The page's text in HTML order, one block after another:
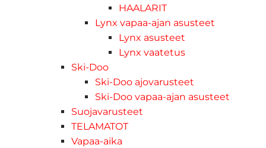
HAALARIT
Lynx vapaa-ajan asusteet
Lynx asusteet
Lynx vaatetus
Ski-Doo
Ski-Doo ajovarusteet
Ski-Doo vapaa-ajan asusteet
Suojavarusteet
TELAMATOT
Vapaa-aika